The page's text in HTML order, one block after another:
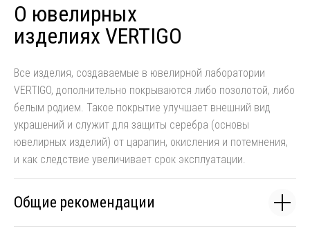
О ювелирных
изделиях VERTIGO
Все изделия, создаваемые в ювелирной лаборатории
VERTIGO, дополнительно покрываются либо позолотой, либо
белым родием. Такое покрытие улучшает внешний вид
украшений и служит для защиты серебра (основы
ювелирных изделий) от царапин, окисления и потемнения,
и как следствие увеличивает срок эксплуатации.
Общие рекомендации